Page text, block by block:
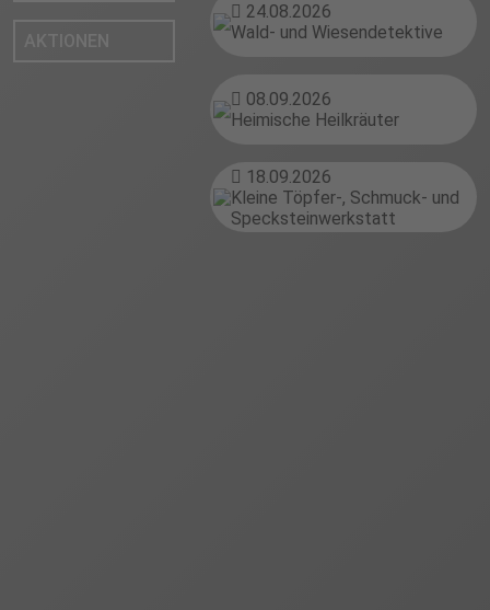
24.08.2026
Wald- und Wiesendetektive
08.09.2026
Heimische Heilkräuter
18.09.2026
Kleine Töpfer-, Schmuck- und
Specksteinwerkstatt